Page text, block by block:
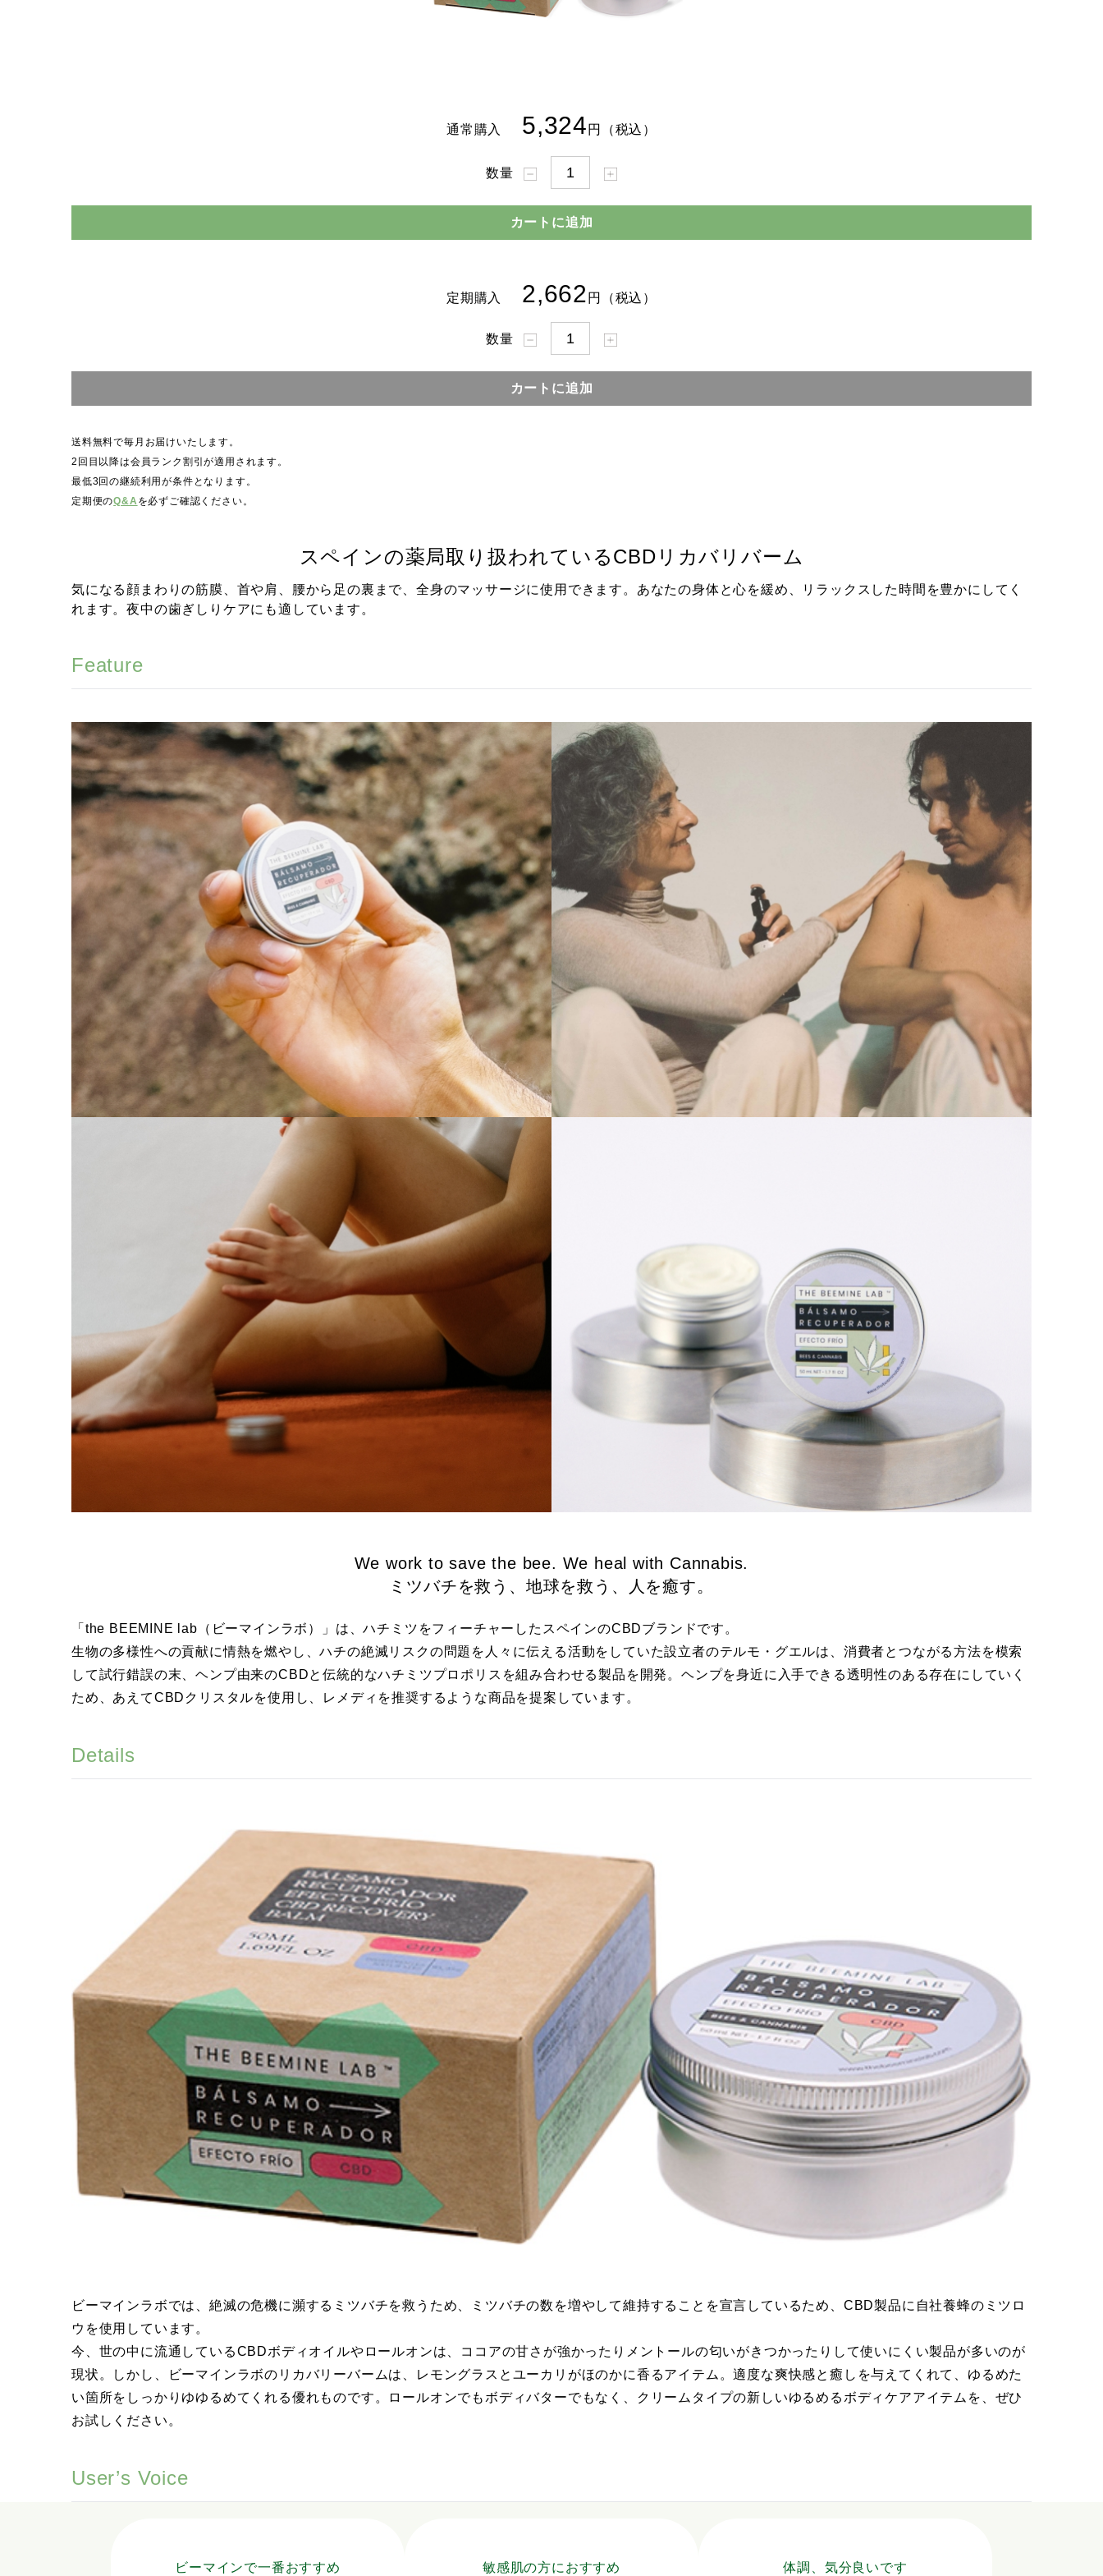
通常購入 5,324 円（税込）
数量
定期購入 2,662 円（税込）
数量
送料無料で毎月お届けいたします。
2回目以降は会員ランク割引が適用されます。
最低3回の継続利用が条件となります。
定期便のQ&Aを必ずご確認ください。
スペインの薬局取り扱われているCBDリカバリバーム
気になる顔まわりの筋膜、首や肩、腰から足の裏まで、全身のマッサージに使用できます。あなたの身体と心を緩め、リラックスした時間を豊かにしてく
れます。夜中の歯ぎしりケアにも適しています。
Feature
We work to save the bee. We heal with Cannabis.
ミツバチを救う、地球を救う、人を癒す。
「the BEEMINE lab（ビーマインラボ）」は、ハチミツをフィーチャーしたスペインのCBDブランドです。
生物の多様性への貢献に情熱を燃やし、ハチの絶滅リスクの問題を人々に伝える活動をしていた設立者のテルモ・グエルは、消費者とつながる方法を模索
して試行錯誤の末、ヘンプ由来のCBDと伝統的なハチミツプロポリスを組み合わせる製品を開発。ヘンプを身近に入手できる透明性のある存在にしていく
ため、あえてCBDクリスタルを使用し、レメディを推奨するような商品を提案しています。
Details
ビーマインラボでは、絶滅の危機に瀕するミツバチを救うため、ミツバチの数を増やして維持することを宣言しているため、CBD製品に自社養蜂のミツロ
ウを使用しています。
今、世の中に流通しているCBDボディオイルやロールオンは、ココアの甘さが強かったりメントールの匂いがきつかったりして使いにくい製品が多いのが
現状。しかし、ビーマインラボのリカバリーバームは、レモングラスとユーカリがほのかに香るアイテム。適度な爽快感と癒しを与えてくれて、ゆるめた
い箇所をしっかりゆゆるめてくれる優れものです。ロールオンでもボディバターでもなく、クリームタイプの新しいゆるめるボディケアアイテムを、ぜひ
お試しください。
User’s Voice
ビーマインで一番おすすめ 敏感肌の方におすすめ 体調、気分良いです